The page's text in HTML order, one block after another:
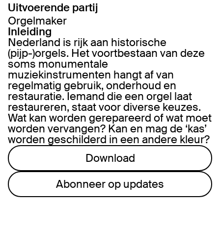
Uitvoerende partij
Orgelmaker
Inleiding
Nederland is rijk aan historische
(pijp-)orgels. Het voortbestaan van deze
soms monumentale
muziekinstrumenten hangt af van
regelmatig gebruik, onderhoud en
restauratie. Iemand die een orgel laat
restaureren, staat voor diverse keuzes.
Wat kan worden gerepareerd of wat moet
worden vervangen? Kan en mag de ‘kas’
worden geschilderd in een andere kleur?
Download
Abonneer op updates